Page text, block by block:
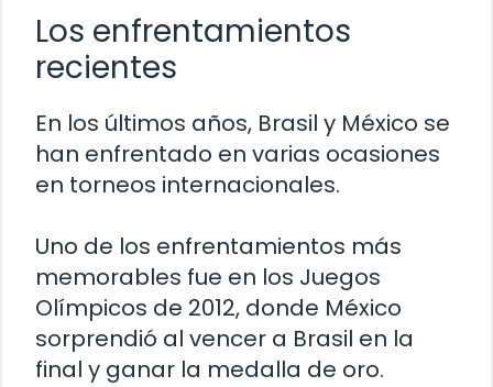
Los enfrentamientos
recientes
En los últimos años, Brasil y México se
han enfrentado en varias ocasiones
en torneos internacionales.
Uno de los enfrentamientos más
memorables fue en los Juegos
Olímpicos de 2012, donde México
sorprendió al vencer a Brasil en la
final y ganar la medalla de oro.